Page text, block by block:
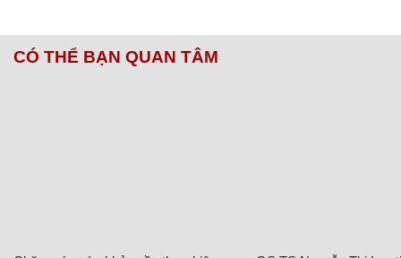
CÓ THỂ BẠN QUAN TÂM